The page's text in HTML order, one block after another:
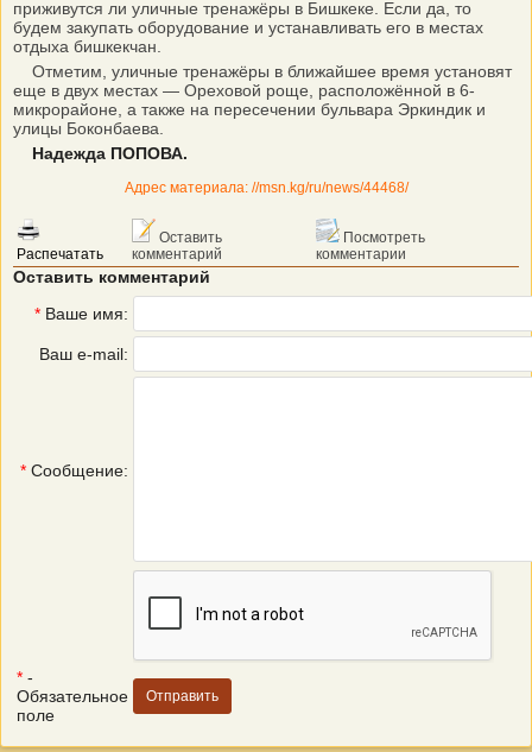
приживутся ли уличные тренажёры в Бишкеке. Если да, то
будем закупать оборудование и устанавливать его в местах
отдыха бишкекчан.
Отметим, уличные тренажёры в ближайшее время установят
еще в двух местах — Ореховой роще, расположённой в 6-
микрорайоне, а также на пересечении бульвара Эркиндик и
улицы Боконбаева.
Надежда ПОПОВА.
Адрес материала: //msn.kg/ru/news/44468/
Распечатать
Оставить
комментарий
Посмотреть
комментарии
Оставить комментарий
* Ваше имя:
Ваш e-mail:
* Сообщение:
* -
Обязательное
поле